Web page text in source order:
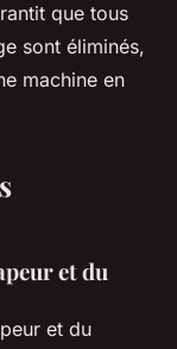
que tous
sont éliminés,
machine en
et du
et du